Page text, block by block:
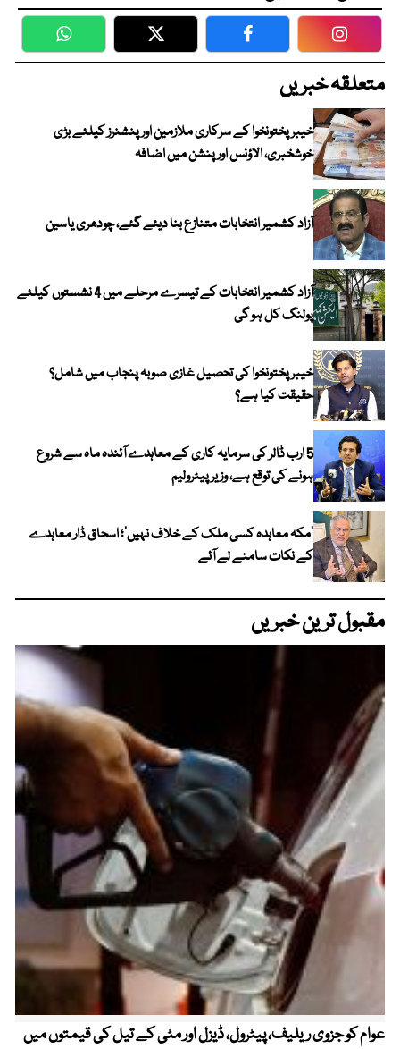
WhatsApp Twitter Facebook
متعلقہ خبریں
خیبرپختونخوا کے سرکاری ملازمین اور پنشنرز کیلئے بڑی
خوشخبری، الاؤنس اور پنشن میں اضافہ
آزاد کشمیر انتخابات متنازع بنا دیئے گئے، چودھری یاسین
آزاد کشمیر انتخابات کے تیسرے مرحلے میں 4 نشستوں کیلئے
پولنگ کل ہو گی
خیبر پختونخوا کی تحصیل غازی صوبہ پنجاب میں شامل؟
حقیقت کیا ہے؟
5 ارب ڈالر کی سرمایہ کاری کے معاہدے آئندہ ماہ سے شروع
ہونے کی توقع ہے، وزیر پیٹرولیم
‘مکہ معاہدہ کسی ملک کے خلاف نہیں’؛ اسحاق ڈار معاہدے
کے نکات سامنے لے آئے
مقبول ترین خبریں
عوام کو جزوی ریلیف، پیٹرول، ڈیزل اور مٹی کے تیل کی قیمتوں میں